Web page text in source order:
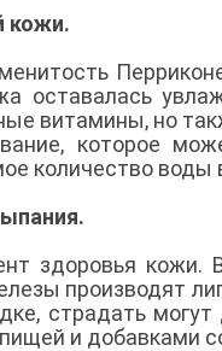
кожи.
оставалась
витамины, но
которое
количество воды
здоровья кожи.
производят
страдать могут
и добавками